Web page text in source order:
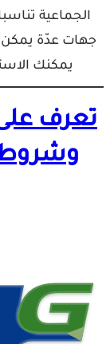
الجماعية
يمكنك
وشروط